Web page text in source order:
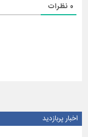
0 نظرات
اخبار پربازدید